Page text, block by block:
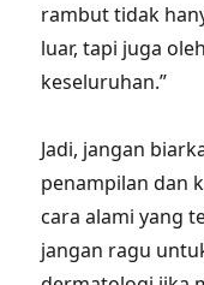
rambut tidak
luar, tapi juga
keseluruhan.”
Jadi, jangan
penampilan dan
cara alami yang
jangan ragu